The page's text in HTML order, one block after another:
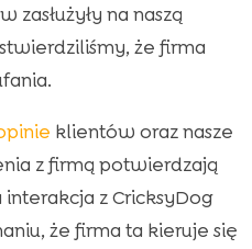
na naszą
że firma
klientów oraz nasze
z firmą potwierdzają
z CricksyDog
że firma ta kieruje się